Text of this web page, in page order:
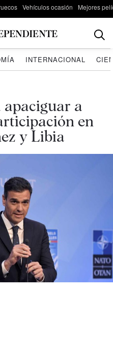
Vehículos ocasión Mejores
INTERNACIONAL
apaciguar a
en
y Libia